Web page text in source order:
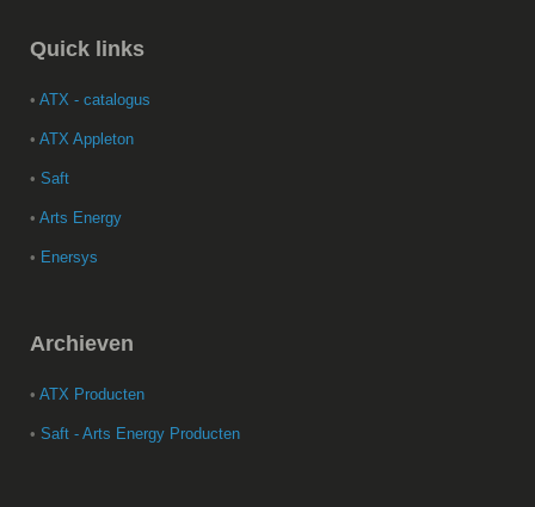
Quick links
• ATX - catalogus
• ATX Appleton
• Saft
• Arts Energy
• Enersys
Archieven
• ATX Producten
• Saft - Arts Energy Producten